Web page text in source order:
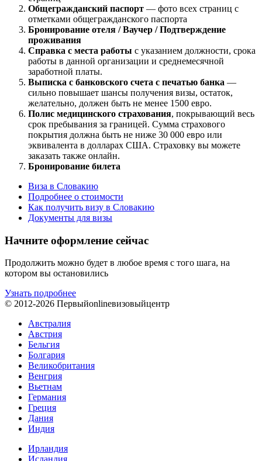
Общегражданский паспорт — фото всех страниц с
отметками общегражданского паспорта
Бронирование отеля / Ваучер / Подтверждение
проживания
Справка с места работы с указанием должности, срока
работы в данной организации и среднемесячной
заработной платы.
Выписка с банковского счета с печатью банка —
сильно повышает шансы получения визы, остаток,
желательно, должен быть не менее 1500 евро.
Полис медицинского страхования, покрывающий весь
срок пребывания за границей. Сумма страхового
покрытия должна быть не ниже 30 000 евро или
эквивалента в долларах США. Страховку вы можете
заказать также онлайн.
Бронирование билета
Виза в Словакию
Подробнее о стоимости
Как получить визу в Словакию
Документы для визы
Начните оформление сейчас
Продолжить можно будет в любое время с того шага, на
котором вы остановились
Узнать подробнее
© 2012-2026 Первыйonlineвизовыйцентр
Австралия
Австрия
Бельгия
Болгария
Великобритания
Венгрия
Вьетнам
Германия
Греция
Дания
Индия
Ирландия